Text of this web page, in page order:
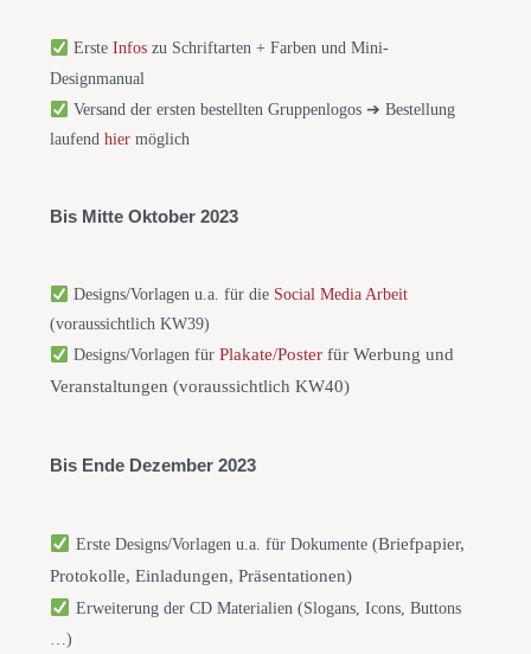
ErsteInfos zu Schriftarten + Farben und Mini-
Designmanual
Versand der ersten bestellten Gruppenlogos ➔ Bestellung
laufendhier möglich
Bis Mitte Oktober 2023
Designs/Vorlagen u.a. für die Social Media Arbeit
(voraussichtlich KW39)
Designs/Vorlagen fürPlakate/Poster für Werbung und
Veranstaltungen (voraussichtlich KW40)
Bis Ende Dezember 2023
Erste Designs/Vorlagen u.a. für Dokumente (Briefpapier,
Protokolle, Einladungen, Präsentationen)
Erweiterung der CD Materialien (Slogans, Icons, Buttons
…)